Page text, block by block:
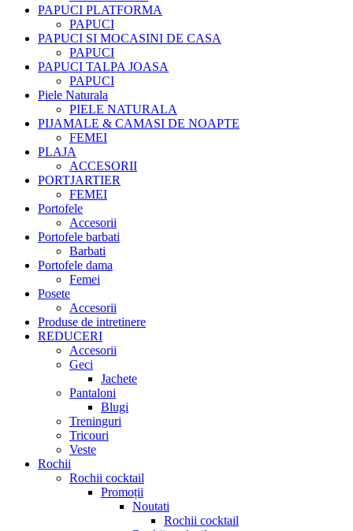
PAPUCI PLATFORMA
PAPUCI
PAPUCI SI MOCASINI DE CASA
PAPUCI
PAPUCI TALPA JOASA
PAPUCI
Piele Naturala
PIELE NATURALA
PIJAMALE & CAMASI DE NOAPTE
FEMEI
PLAJA
ACCESORII
PORTJARTIER
FEMEI
Portofele
Accesorii
Portofele barbati
Barbati
Portofele dama
Femei
Posete
Accesorii
Produse de intretinere
REDUCERI
Accesorii
Geci
Jachete
Pantaloni
Blugi
Treninguri
Tricouri
Veste
Rochii
Rochii cocktail
Promoții
Noutati
Rochii cocktail